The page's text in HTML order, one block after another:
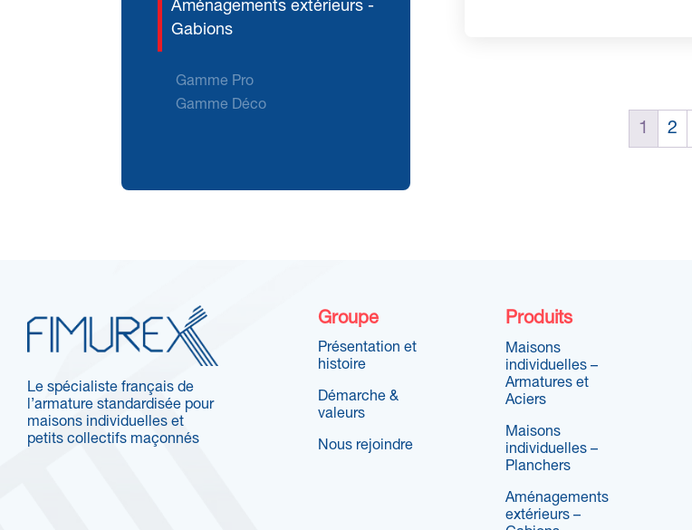
Aménagements extérieurs -
Gabions
Gamme Pro
Gamme Déco
1 2
Le spécialiste français de
l’armature standardisée pour
maisons individuelles et
petits collectifs maçonnés
Groupe
Présentation et
histoire
Démarche &
valeurs
Nous rejoindre
Produits
Maisons
individuelles –
Armatures et
Aciers
Maisons
individuelles –
Planchers
Aménagements
extérieurs –